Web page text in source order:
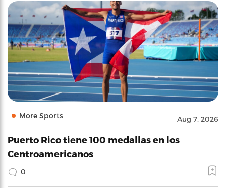
More Sports Aug 7, 2026
Puerto Rico tiene 100 medallas en los
Centroamericanos
0